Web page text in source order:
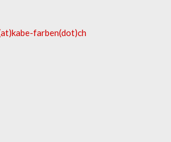
​farben(dot)ch